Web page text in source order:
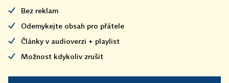
Bez reklam
Odemykejte obsah pro přátele
Články v audioverzi + playlist
Možnost kdykoliv zrušit